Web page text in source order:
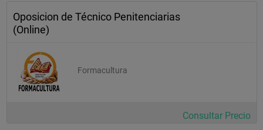
Oposicion de Técnico Penitenciarias
(Online)
Formacultura
Consultar Precio